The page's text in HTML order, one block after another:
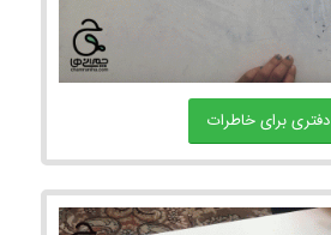
دفتری برای خاطرات